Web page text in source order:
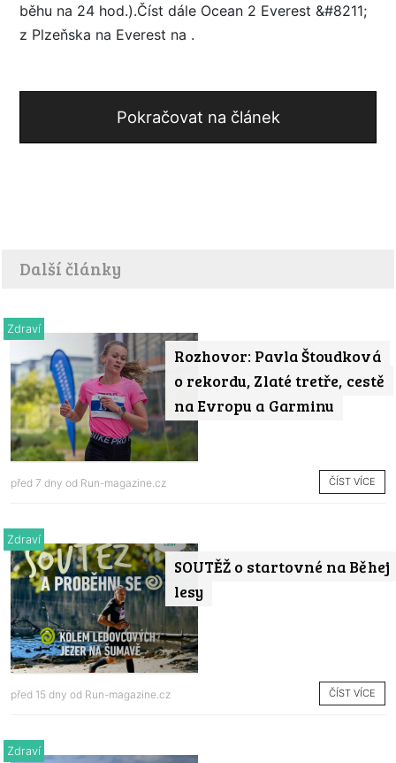
běhu na 24 hod.).Číst dále Ocean 2 Everest &#8211;
z Plzeňska na Everest na .
Pokračovat na článek
Další články
Rozhovor: Pavla Štoudková
o rekordu, Zlaté tretře, cestě
na Evropu a Garminu
Zdraví
před 7 dny od Run-magazine.cz ČÍST VÍCE
SOUTĚŽ o startovné na Běhej
lesy
Zdraví
před 15 dny od Run-magazine.cz ČÍST VÍCE
Zdraví